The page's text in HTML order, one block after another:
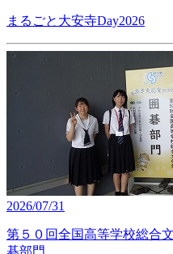
まるごと大安寺Day2026
2026/07/31
第５０回全国高等学校総合
碁部門